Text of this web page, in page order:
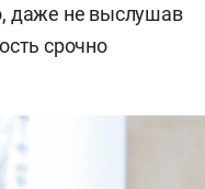
даже не выслушав
срочно